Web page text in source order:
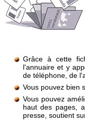
Grâce à cette
l'annuaire et y
de téléphone, de
Vous pouvez bien
Vous pouvez
haut des pages,
presse, soutient